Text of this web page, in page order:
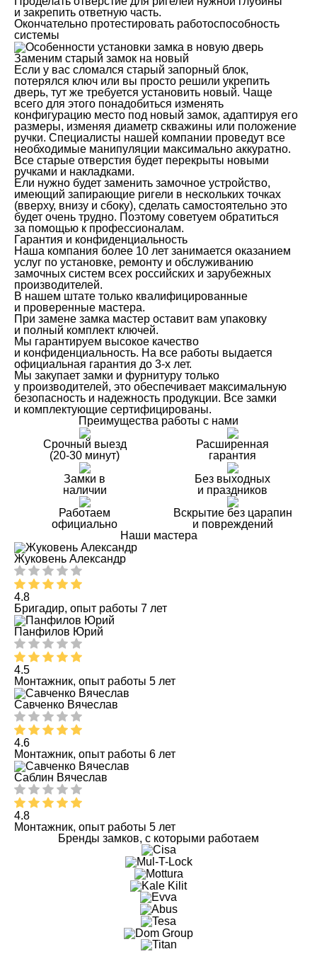
и закрепить ответную часть.
Окончательно протестировать работоспособность
системы
Заменим старый замок на новый
Если у вас сломался старый запорный блок,
потерялся ключ или вы просто решили укрепить
дверь, тут же требуется установить новый. Чаще
всего для этого понадобиться изменять
конфигурацию место под новый замок, адаптируя его
размеры, изменяя диаметр скважины или положение
ручки. Специалисты нашей компании проведут все
необходимые манипуляции максимально аккуратно.
Все старые отверстия будет перекрыты новыми
ручками и накладками.
Ели нужно будет заменить замочное устройство,
имеющий запирающие ригели в нескольких точках
(вверху, внизу и сбоку), сделать самостоятельно это
будет очень трудно. Поэтому советуем обратиться
за помощью к профессионалам.
Гарантия и конфиденциальность
Наша компания более 10 лет занимается оказанием
услуг по установке, ремонту и обслуживанию
замочных систем всех российских и зарубежных
производителей.
В нашем штате только квалифицированные
и проверенные мастера.
При замене замка мастер оставит вам упаковку
и полный комплект ключей.
Мы гарантируем высокое качество
и конфиденциальность. На все работы выдается
официальная гарантия до 3-х лет.
Мы закупает замки и фурнитуру только
у производителей, это обеспечивает максимальную
безопасность и надежность продукции. Все замки
и комплектующие сертифицированы.
Преимущества работы с нами
Срочный выезд
(20-30 минут)
Расширенная
гарантия
Замки в
наличии
Без выходных
и праздников
Работаем
официально
Вскрытие без царапин
и повреждений
Наши мастера
Жуковень Александр
4.8
Бригадир, опыт работы 7 лет
Панфилов Юрий
4.5
Монтажник, опыт работы 5 лет
Савченко Вячеслав
4.6
Монтажник, опыт работы 6 лет
Саблин Вячеслав
4.8
Монтажник, опыт работы 5 лет
Бренды замков, с которыми работаем